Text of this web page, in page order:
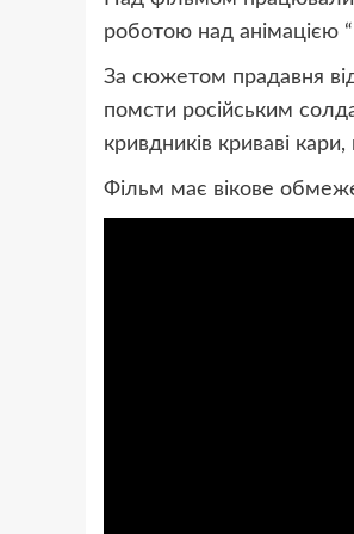
роботою над анімацією
За сюжетом прадавня
помсти російським
кривдників криваві
Фільм має вікове